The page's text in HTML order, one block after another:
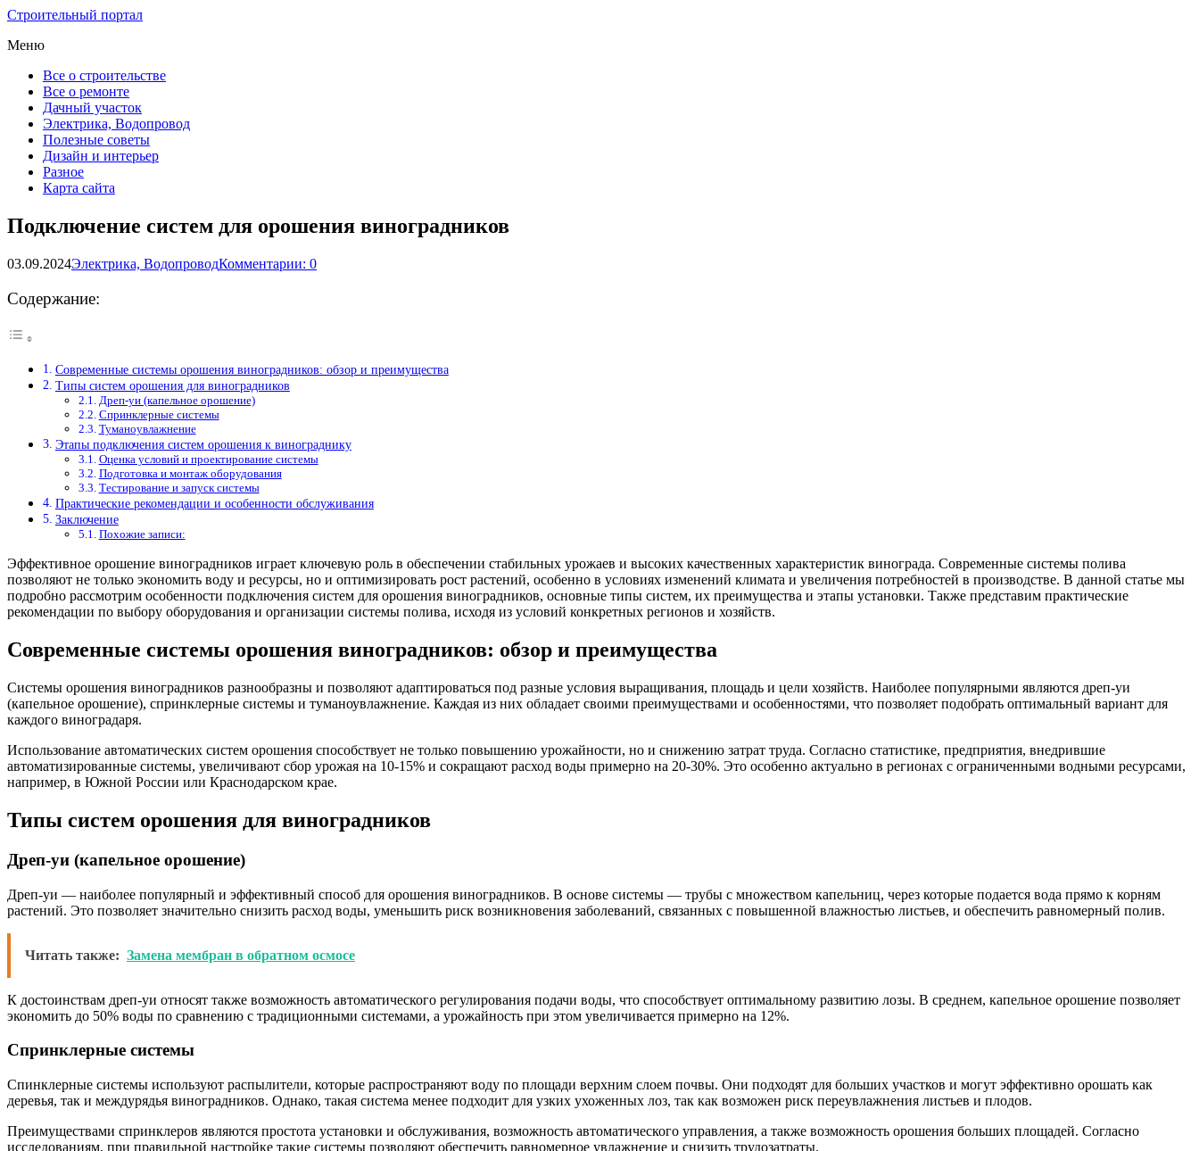
Строительный портал
Меню
Все о строительстве
Все о ремонте
Дачный участок
Электрика, Водопровод
Полезные советы
Дизайн и интерьер
Разное
Карта сайта
Подключение систем для орошения виноградников
03.09.2024Электрика, ВодопроводКомментарии: 0
Содержание:
Современные системы орошения виноградников: обзор и преимущества
Типы систем орошения для виноградников
Дреп-уи (капельное орошение)
Спринклерные системы
Туманоувлажнение
Этапы подключения систем орошения к винограднику
Оценка условий и проектирование системы
Подготовка и монтаж оборудования
Тестирование и запуск системы
Практические рекомендации и особенности обслуживания
Заключение
Похожие записи:
Эффективное орошение виноградников играет ключевую роль в обеспечении стабильных урожаев и высоких качественных характеристик винограда. Современные системы полива
позволяют не только экономить воду и ресурсы, но и оптимизировать рост растений, особенно в условиях изменений климата и увеличения потребностей в производстве. В данной статье мы
подробно рассмотрим особенности подключения систем для орошения виноградников, основные типы систем, их преимущества и этапы установки. Также представим практические
рекомендации по выбору оборудования и организации системы полива, исходя из условий конкретных регионов и хозяйств.
Современные системы орошения виноградников: обзор и преимущества
Системы орошения виноградников разнообразны и позволяют адаптироваться под разные условия выращивания, площадь и цели хозяйств. Наиболее популярными являются дреп-уи
(капельное орошение), спринклерные системы и туманоувлажнение. Каждая из них обладает своими преимуществами и особенностями, что позволяет подобрать оптимальный вариант для
каждого виноградаря.
Использование автоматических систем орошения способствует не только повышению урожайности, но и снижению затрат труда. Согласно статистике, предприятия, внедрившие
автоматизированные системы, увеличивают сбор урожая на 10-15% и сокращают расход воды примерно на 20-30%. Это особенно актуально в регионах с ограниченными водными ресурсами,
например, в Южной России или Краснодарском крае.
Типы систем орошения для виноградников
Дреп-уи (капельное орошение)
Дреп-уи — наиболее популярный и эффективный способ для орошения виноградников. В основе системы — трубы с множеством капельниц, через которые подается вода прямо к корням
растений. Это позволяет значительно снизить расход воды, уменьшить риск возникновения заболеваний, связанных с повышенной влажностью листьев, и обеспечить равномерный полив.
Читать также: Замена мембран в обратном осмосе
К достоинствам дреп-уи относят также возможность автоматического регулирования подачи воды, что способствует оптимальному развитию лозы. В среднем, капельное орошение позволяет
экономить до 50% воды по сравнению с традиционными системами, а урожайность при этом увеличивается примерно на 12%.
Спринклерные системы
Спинклерные системы используют распылители, которые распространяют воду по площади верхним слоем почвы. Они подходят для больших участков и могут эффективно орошать как
деревья, так и междурядья виноградников. Однако, такая система менее подходит для узких ухоженных лоз, так как возможен риск переувлажнения листьев и плодов.
Преимуществами спринклеров являются простота установки и обслуживания, возможность автоматического управления, а также возможность орошения больших площадей. Согласно
исследованиям, при правильной настройке такие системы позволяют обеспечить равномерное увлажнение и снизить трудозатраты.